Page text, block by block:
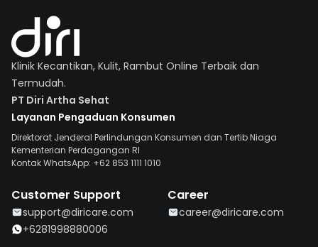
Klinik Kecantikan, Kulit, Rambut Online Terbaik dan
Termudah.
PT Diri Artha Sehat
Layanan Pengaduan Konsumen
Direktorat Jenderal Perlindungan Konsumen dan Tertib Niaga
Kementerian Perdagangan RI
Kontak WhatsApp: +62 853 1111 1010
Customer Support
support@diricare.com
+6281998880006
Career
career@diricare.com